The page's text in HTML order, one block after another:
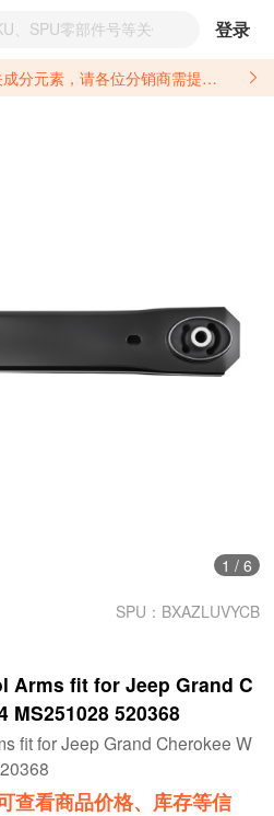
登录
求的，那也是可以被接受的。*请充分了解第三方销售平台对商品上架规要求，并根据对应平台规则调整相关商品信息后进行上架，以免造成您不必要损失。 汽配产品上架注意事项： 不同第三方平台对于适配车型等信息的填写要求各有不同。例如：亚马逊明确禁止在产品标题、卖点和描述中直接使用适配车型的年份、品牌和型号信息；请您仔细研究并熟悉所销售平台关于汽配产品上架销售的具体规则，如果因上架的汽配产品信息填写不符合所销售平台要求，产生违规/侵权等问题所造成的损失需您自行承担。
1 / 6
SPU：BXAZLUVYCB
Arms fit for Jeep Grand C
MS251028 520368
fit for Jeep Grand Cherokee W
查看商品价格、库存等信